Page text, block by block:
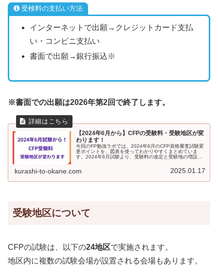
受検料の支払い方法
インターネットで出願→クレジットカード支払
い・コンビニ支払い
書面で出願→銀行振込※
※書面での出願は2026年第2回で終了します。
【2024年6月から】CFPの受験料・受験地区が変
わります！
今回のFP勉強ラボでは、2024年6月のCFP資格審査試験変
更ポイントを、図表を使ってわかりやすくまとめていま
す。2024年6月試験より、受験料の改定と受験地の増設、
kurashi-to-okane.com 2025.01.17
受験地区について
CFPの試験は、以下の24地区で実施されます。
地区内に複数の試験会場が設置される会場もあります。